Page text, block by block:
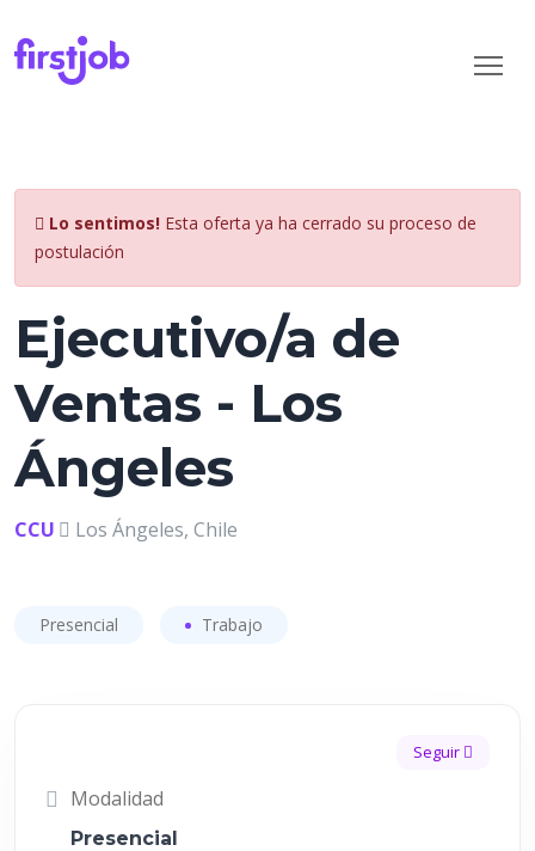
Lo sentimos! Esta oferta ya ha cerrado su proceso de
postulación
Ejecutivo/a de
Ventas - Los
Ángeles
CCU Los Ángeles, Chile
Presencial Trabajo
Seguir
Modalidad
Presencial